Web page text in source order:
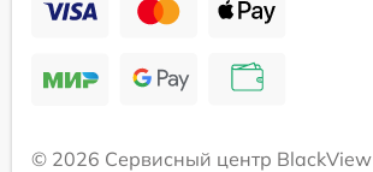
© 2026 Сервисный центр BlackView